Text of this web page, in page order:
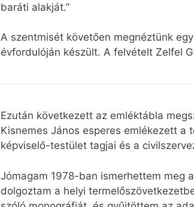
baráti alakját.”
A szentmisét követően megnéztünk
évfordulóján készült. A felvételt Zelfel
Ezután következett az emléktábla
Kisnemes János esperes emlékezett a
képviselő-testület tagjai és a
Jómagam 1978-ban ismerhettem meg
dolgoztam a helyi